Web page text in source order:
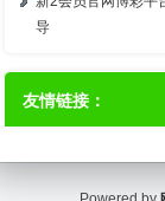
导
友情链接：